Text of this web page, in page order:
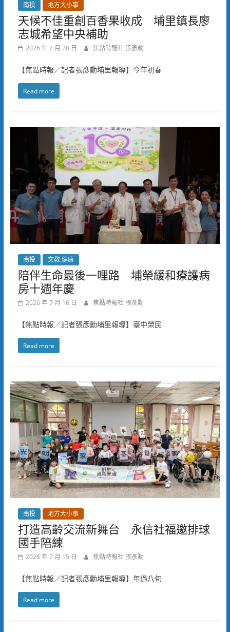
南投 地方大小事
天候不佳重創百香果收成 埔里鎮長廖
志城希望中央補助
2026 年 7 月 20 日 焦點時報社 張彥勳
【焦點時報／記者張彥勳埔里報導】今年初春
Read more
南投 文教.健康
陪伴生命最後一哩路 埔榮緩和療護病
房十週年慶
2026 年 7 月 16 日 焦點時報社 張彥勳
【焦點時報／記者張彥勳埔里報導】臺中榮民
Read more
南投 地方大小事
打造高齡交流新舞台 永信社福邀排球
國手陪練
2026 年 7 月 15 日 焦點時報社 張彥勳
【焦點時報／記者張彥勳埔里報導】年過八旬
Read more